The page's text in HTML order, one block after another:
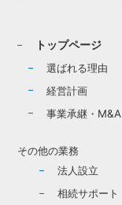
トップページ
選ばれる理由
経営計画
事業承継・M&A
その他の業務
法人設立
相続サポート